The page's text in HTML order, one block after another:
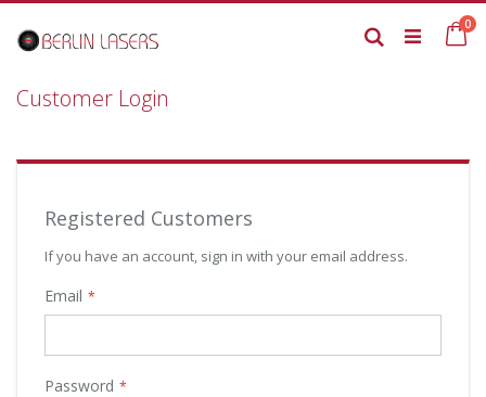
to
Content
0
Search
Customer Login
Registered Customers
If you have an account, sign in with your email address.
Email
Password